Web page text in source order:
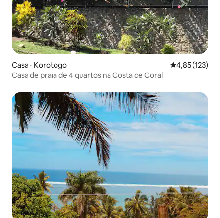
Casa ⋅ Korotogo 4,85 de uma
4,85 (123)
Casa de praia de 4 quartos na Costa de Coral